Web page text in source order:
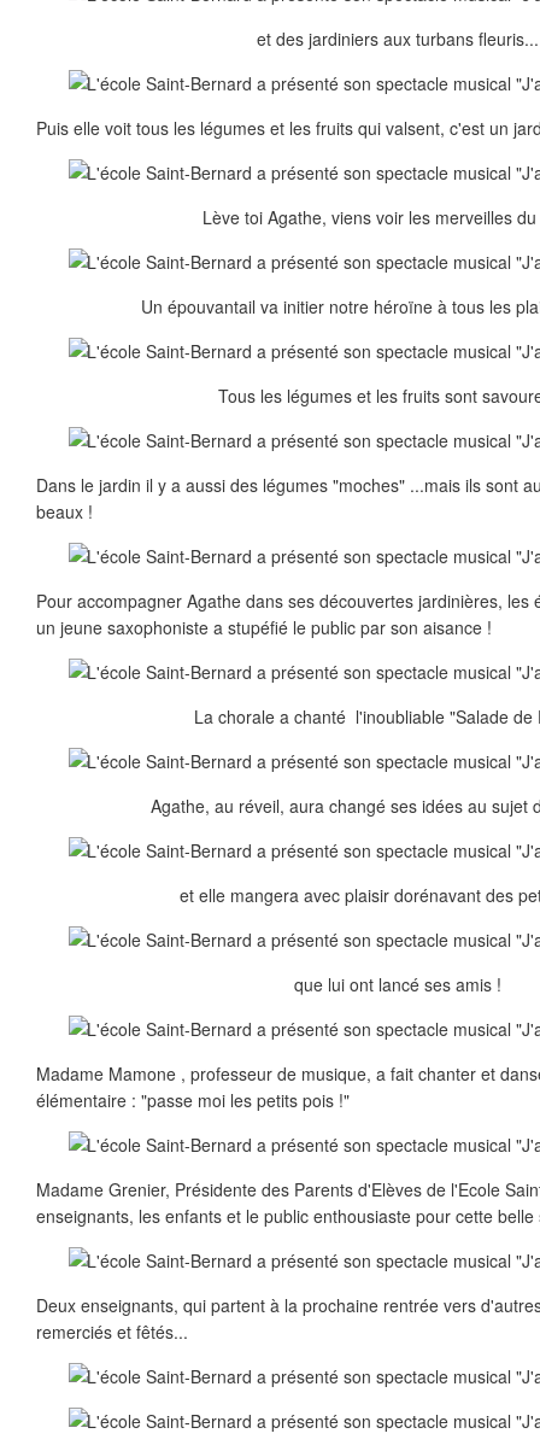
et des jardiniers aux turbans fleuris...
Puis elle voit tous les légumes et les fruits qui valsent, c'est un
Lève toi Agathe, viens voir les merveilles
Un épouvantail va initier notre héroïne à tous les
Tous les légumes et les fruits sont
Dans le jardin il y a aussi des légumes "moches" ...mais ils sont
beaux !
Pour accompagner Agathe dans ses découvertes jardinières, les
un jeune saxophoniste a stupéfié le public par son aisance !
La chorale a chanté l'inoubliable "Salade de
Agathe, au réveil, aura changé ses idées au sujet
et elle mangera avec plaisir dorénavant des
que lui ont lancé ses amis !
Madame Mamone , professeur de musique, a fait chanter et
élémentaire : "passe moi les petits pois !"
Madame Grenier, Présidente des Parents d'Elèves de l'Ecole
enseignants, les enfants et le public enthousiaste pour cette
Deux enseignants, qui partent à la prochaine rentrée vers
remerciés et fêtés...